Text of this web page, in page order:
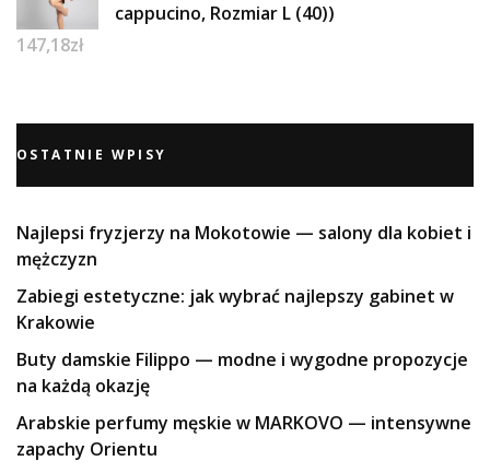
cappucino, Rozmiar L (40))
147,18zł
OSTATNIE WPISY
Najlepsi fryzjerzy na Mokotowie — salony dla kobiet i
mężczyzn
Zabiegi estetyczne: jak wybrać najlepszy gabinet w
Krakowie
Buty damskie Filippo — modne i wygodne propozycje
na każdą okazję
Arabskie perfumy męskie w MARKOVO — intensywne
zapachy Orientu